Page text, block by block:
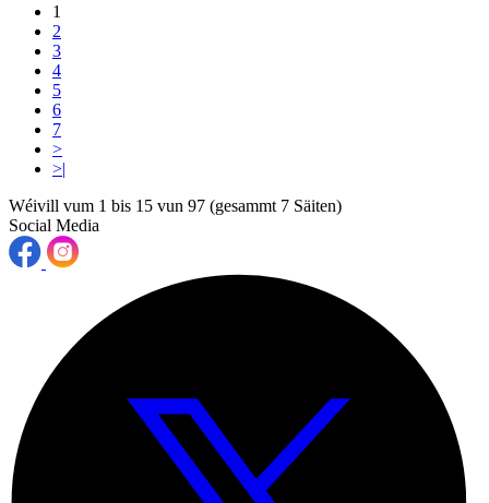
1
2
3
4
5
6
7
>
>|
Wéivill vum 1 bis 15 vun 97 (gesammt 7 Säiten)
Social Media